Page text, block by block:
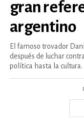
gran
argentino
El famoso trovador
después de luchar
política hasta la cultura.